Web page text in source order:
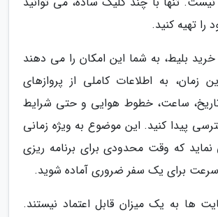
را تهیه کنید.
بلیط، به شما این امکان را می دهند
زمان، به اطلاعات کاملی از پروازهای
ساعت، خطوط هوایی و حتی شرایط
پیدا کنید. این موضوع به ویژه زمانی
که وقت محدودی برای برنامه ریزی
سرعت برای یک سفر ضروری آماده شوید.
ها به یک میزان قابل اعتماد نیستند.